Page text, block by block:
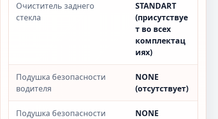
Очиститель заднего
стекла
STANDART
(присутствуе
т во всех
комплектац
иях)
Подушка безопасности
водителя
NONE
(отсутствует)
Подушка безопасности
NONE